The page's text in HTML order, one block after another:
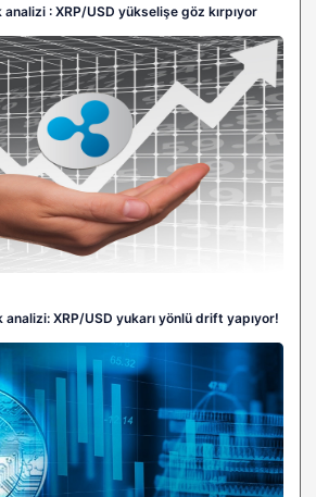
: XRP/USD yükselişe göz kırpıyor
XRP/USD yukarı yönlü drift yapıyor!